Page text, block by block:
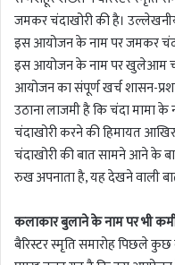
जमकर चंदाखोरी की है।
इस आयोजन के नाम पर जमकर
इस आयोजन के नाम पर खुलेआम
आयोजन का संपूर्ण खर्च शासन-
उठाना लाजमी है कि चंदा
चंदाखोरी करने की हिमायत
चंदाखोरी की बात सामने आने के
रुख अपनाता है, यह देखने वाली
कलाकार बुलाने के नाम पर भी
बैरिस्टर स्मृति समारोह पिछले